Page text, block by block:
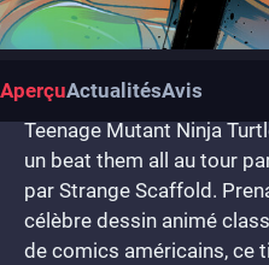
AperçuActualitésAvis
Teenage Mutant Ninja
un beat them all au tour
par Strange Scaffold.
célèbre dessin animé
de comics américains, ce